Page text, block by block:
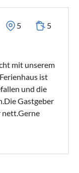
5 5
mit unserem
ist
und die
Gastgeber
nett.Gerne